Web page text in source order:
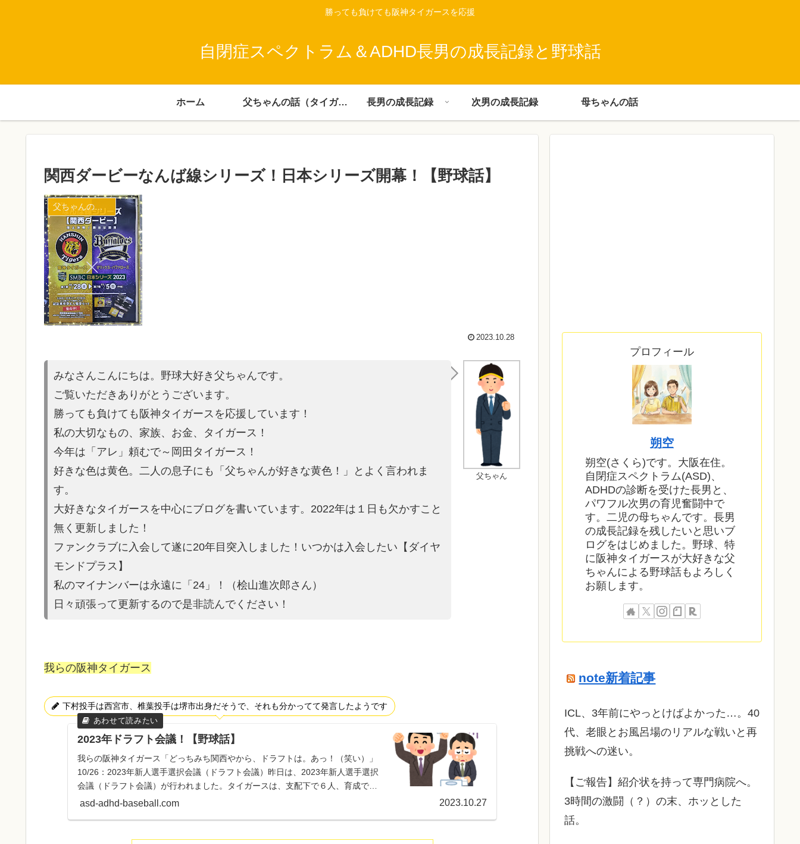
勝っても負けても阪神タイガースを応援
自閉症スペクトラム＆ADHD長男の成長記録と野球話
ホーム 父ちゃんの話（タイガース） 長男の成長記録 次男の成長記録 母ちゃんの話
関西ダービーなんば線シリーズ！日本シリーズ開幕！【野球話】
父ちゃんの話（タイガース）
2023.10.28
父ちゃん
みなさんこんにちは。野球大好き父ちゃんです。
ご覧いただきありがとうございます。
勝っても負けても阪神タイガースを応援しています！
私の大切なもの、家族、お金、タイガース！
今年は「アレ」頼むで～岡田タイガース！
好きな色は黄色。二人の息子にも「父ちゃんが好きな黄色！」とよ く言われま
す。
大好きなタイガースを中心にブログを書いています。2022年は １日も欠かすこと
無く更新しました！
ファンクラブに入会して遂に20年目突入しました！いつかは入会 したい【ダイヤ
モンドプラス】
私のマイナンバーは永遠に「24」！（桧山進次郎さん）
日々頑張って更新するので是非読んでください！
我らの阪神タイガース
下村投手は西宮市、椎葉投手は堺市出身だそうで、それも分かってて発言したようです
2023年ドラフト会議！【野球話】
我らの阪神タイガース「どっちみち関西やから、ドラフトは。あっ！（笑い）」
10/26：2023年新人選手選択会議（ドラフト会議）昨日は、2023年新人選手選択
会議（ドラフト会議）が行われました。タイガースは、支配下で６人、育成で２
人の指名をし...
asd-adhd-baseball.com 2023.10.27
プロフィール
朔空
朔空(さくら)です。大阪在住。
自閉症スペクトラム(ASD)、
ADHDの診断を受けた長男と、
パワフル次男の育児奮闘中で
す。二児の母ちゃんです。長男
の成長記録を残したいと思いブ
ログをはじめました。野球、特
に阪神タイガースが大好きな父
ちゃんによる野球話もよろしく
お願します。
note新着記事
ICL、3年前にやっとけばよかった…。40
代、老眼とお風呂場のリアルな戦いと再
挑戦への迷い。
​【ご報告】紹介状を持って専門病院へ。
3時間の激闘（？）の末、ホッとした
話。